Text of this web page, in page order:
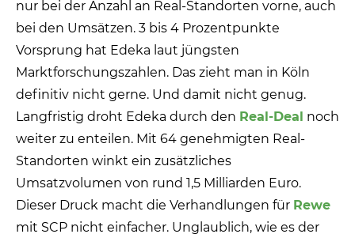
nur bei der Anzahl an Real-Standorten vorne, auch
bei den Umsätzen. 3 bis 4 Prozentpunkte
Vorsprung hat Edeka laut jüngsten
Marktforschungszahlen. Das zieht man in Köln
definitiv nicht gerne. Und damit nicht genug.
Langfristig droht Edeka durch den Real-Deal noch
weiter zu enteilen. Mit 64 genehmigten Real-
Standorten winkt ein zusätzliches
Umsatzvolumen von rund 1,5 Milliarden Euro.
Dieser Druck macht die Verhandlungen für Rewe
mit SCP nicht einfacher. Unglaublich, wie es der